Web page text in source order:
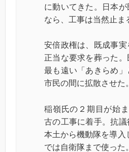
に動いてきた。日本
なら、工事は当然止ま
安倍政権は、既成事
正当な要求を葬った
最も遠い「あきらめ
市民の間に拡散させた。
稲嶺氏の２期目が始
古の工事に着手。抗
本土から機動隊を導入
では自衛隊まで使った。